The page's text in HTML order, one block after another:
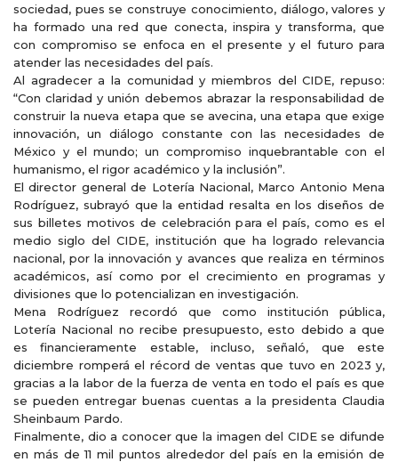
sociedad, pues se construye conocimiento, diálogo, valores y
ha formado una red que conecta, inspira y transforma, que
con compromiso se enfoca en el presente y el futuro para
atender las necesidades del país.
Al agradecer a la comunidad y miembros del CIDE, repuso:
“Con claridad y unión debemos abrazar la responsabilidad de
construir la nueva etapa que se avecina, una etapa que exige
innovación, un diálogo constante con las necesidades de
México y el mundo; un compromiso inquebrantable con el
humanismo, el rigor académico y la inclusión”.
El director general de Lotería Nacional, Marco Antonio Mena
Rodríguez, subrayó que la entidad resalta en los diseños de
sus billetes motivos de celebración para el país, como es el
medio siglo del CIDE, institución que ha logrado relevancia
nacional, por la innovación y avances que realiza en términos
académicos, así como por el crecimiento en programas y
divisiones que lo potencializan en investigación.
Mena Rodríguez recordó que como institución pública,
Lotería Nacional no recibe presupuesto, esto debido a que
es financieramente estable, incluso, señaló, que este
diciembre romperá el récord de ventas que tuvo en 2023 y,
gracias a la labor de la fuerza de venta en todo el país es que
se pueden entregar buenas cuentas a la presidenta Claudia
Sheinbaum Pardo.
Finalmente, dio a conocer que la imagen del CIDE se difunde
en más de 11 mil puntos alrededor del país en la emisión de